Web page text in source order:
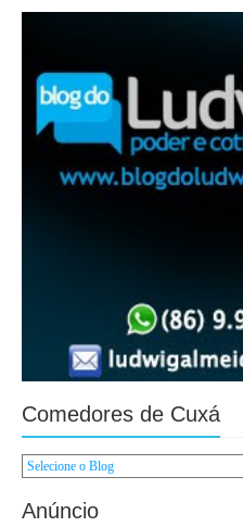
Comedores de Cuxá
Anúncio